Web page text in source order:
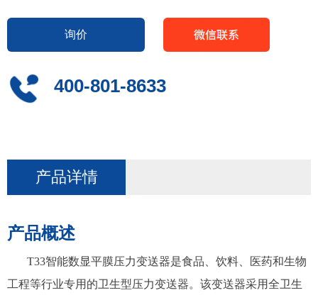
询价
产品概述
T33智能数显平膜压力变送器是食品、饮料、医药和生物
工程等行业专用的卫生型压力变送器。该变送器采用全卫生
产品详情
400-801-8633